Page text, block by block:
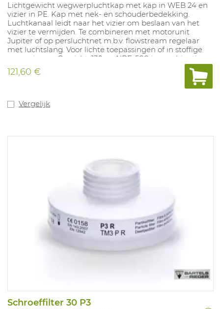
Lichtgewicht wegwerpluchtkap met kap in WEB 24 en
vizier in PE. Kap met nek- en schouderbedekking.
Luchtkanaal leidt naar het vizier om beslaan van het
vizier te vermijden. Te combineren met motorunit
Jupiter of op persluchtnet m.b.v. flowstream regelaar
met luchtslang. Voor lichte toepassingen of in stoffige
omgevingen. Gewicht: 130 gr. NPF: 500 in combinatie
met Jupiter motorunit en 200 in combinatie met
perslucht. Beschikbaar in S/M en M/L.
121,60 €
Vergelijk
Schroeffilter 30 P3